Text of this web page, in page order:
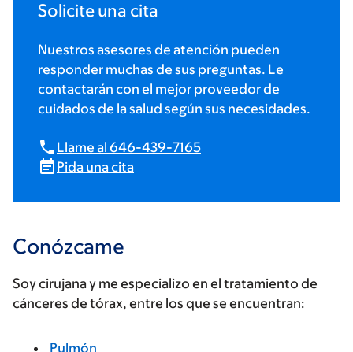
Solicite una cita
Nuestros asesores de atención pueden
responder muchas de sus preguntas. Le
contactarán con el mejor proveedor de
cuidados de la salud según sus necesidades.
Llame al 646-439-7165
Pida una cita
Conózcame
Soy cirujana y me especializo en el tratamiento de
cánceres de tórax, entre los que se encuentran:
Pulmón